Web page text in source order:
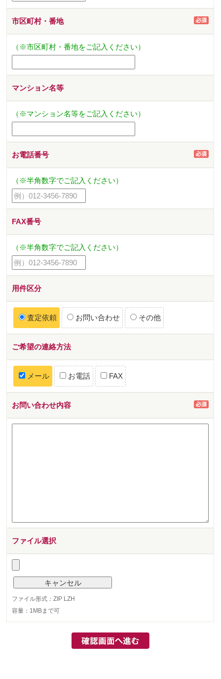
市区町村・番地
（※市区町村・番地をご記入ください）
マンション名等
（※マンション名等をご記入ください）
お電話番号
（※半角数字でご記入ください）
FAX番号
（※半角数字でご記入ください）
用件区分
査定依頼 お問い合わせ その他
ご希望の連絡方法
メール お電話 FAX
お問い合わせ内容
ファイル選択
ファイル形式：ZIP LZH
容量：1MBまで可